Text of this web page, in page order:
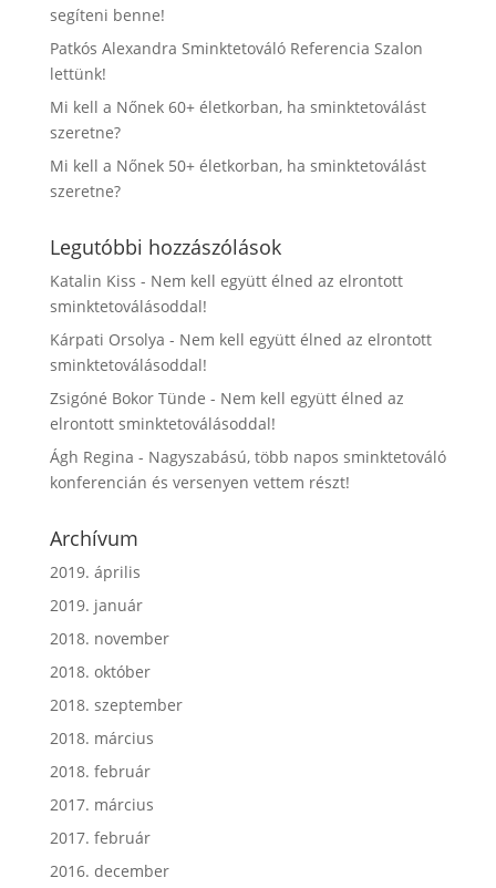
segíteni benne!
Patkós Alexandra Sminktetováló Referencia Szalon
lettünk!
Mi kell a Nőnek 60+ életkorban, ha sminktetoválást
szeretne?
Mi kell a Nőnek 50+ életkorban, ha sminktetoválást
szeretne?
Legutóbbi hozzászólások
Katalin Kiss - Nem kell együtt élned az elrontott
sminktetoválásoddal!
Kárpati Orsolya - Nem kell együtt élned az elrontott
sminktetoválásoddal!
Zsigóné Bokor Tünde - Nem kell együtt élned az
elrontott sminktetoválásoddal!
Ágh Regina - Nagyszabású, több napos sminktetováló
konferencián és versenyen vettem részt!
Archívum
2019. április
2019. január
2018. november
2018. október
2018. szeptember
2018. március
2018. február
2017. március
2017. február
2016. december